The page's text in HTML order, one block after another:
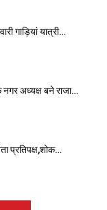
गाड़ियां यात्री…
नगर अध्यक्ष बने राजा…
प्रतिपक्ष,शोक…